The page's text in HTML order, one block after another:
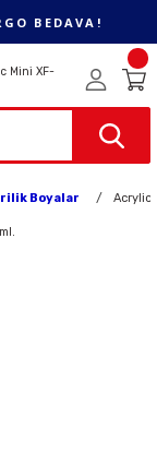
BEDAVA!
Boyalar Acrylic